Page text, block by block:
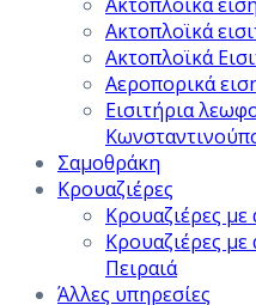
Ακτοπλοϊκά
Ακτοπλοϊκά
Αεροπορικά
Εισιτήρια
Σαμοθράκη
Κρουαζιέρες
Κρουαζιέρες
Κρουαζιέρες
Πειραιά
Άλλες υπηρεσίες